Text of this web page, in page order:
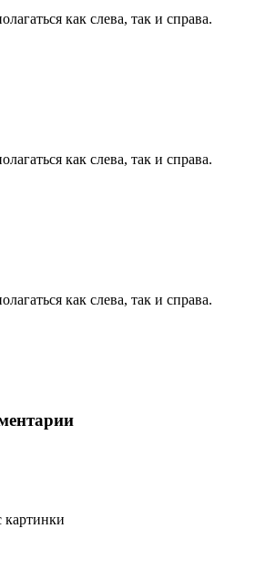
как слева, так и справа.
как слева, так и справа.
как слева, так и справа.
картинки